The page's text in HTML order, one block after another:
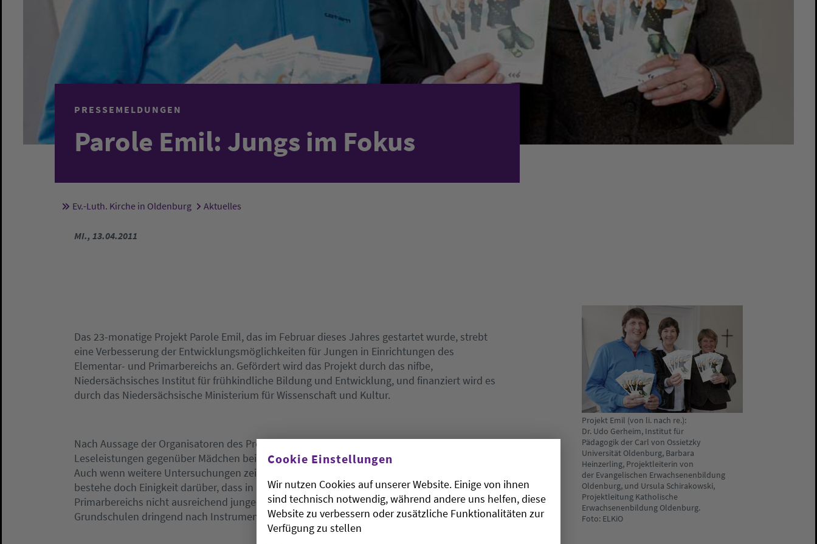
PRESSEMELDUNGEN
Parole Emil: Jungs im Fokus
Sie sind hier:
Ev.-Luth. Kirche in Oldenburg Aktuelles
MI., 13.04.2011
Das 23-monatige Projekt Parole Emil, das im Februar dieses Jahres gestartet wurde, strebt
eine Verbesserung der Entwicklungsmöglichkeiten für Jungen in Einrichtungen des
Elementar- und Primarbereichs an. Gefördert wird das Projekt durch das nifbe,
Niedersächsisches Institut für frühkindliche Bildung und Entwicklung, und finanziert wird es
durch das Niedersächsische Ministerium für Wissenschaft und Kultur.
Nach Aussage der Organisatoren des Projekts gelten Jungs durch die schwächeren
Leseleistungen gegenüber Mädchen bei PISA oder IGLU als Bildungsverlierer der Gegenwart.
Auch wenn weitere Untersuchungen zeigen würden, dass das zu drastisch formuliert ist,
bestehe doch Einigkeit darüber, dass in der pädagogischen Arbeit des Elementar- und
Primarbereichs nicht ausreichend jungenspezifisch gearbeitet wird. Daher riefen Kitas und
Grundschulen dringend nach Instrumenten für eine geschlechtergerechte Jungenpädagogik.
Projekt Emil (von li. nach re.):
Dr. Udo Gerheim, Institut für
Pädagogik der Carl von Ossietzky
Universität Oldenburg, Barbara
Heinzerling, Projektleiterin von
der Evangelischen Erwachsenenbildung
Oldenburg, und Ursula Schirakowski,
Projektleitung Katholische
Erwachsenenbildung Oldenburg.
Foto: ELKiO
Cookie Einstellungen
Wir nutzen Cookies auf unserer Website. Einige von ihnen
sind technisch notwendig, während andere uns helfen, diese
Website zu verbessern oder zusätzliche Funktionalitäten zur
Verfügung zu stellen